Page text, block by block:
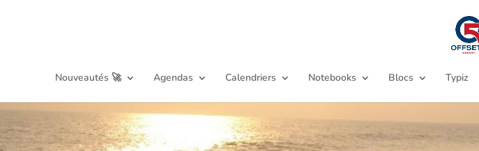
Nouveautés 🚀 Agendas Calendriers Notebooks Blocs Typiz